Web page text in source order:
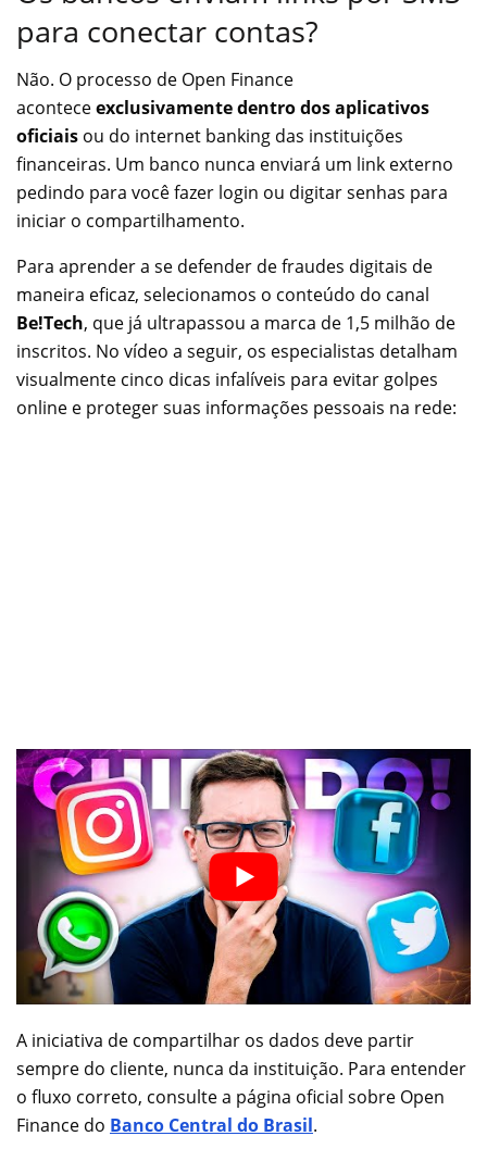
para conectar contas?
Não. O processo de Open Finance
aconteceexclusivamente dentro dos aplicativos
oficiais ou do internet banking das instituições
financeiras. Um banco nunca enviará um link externo
pedindo para você fazer login ou digitar senhas para
iniciar o compartilhamento.
Para aprender a se defender de fraudes digitais de
maneira eficaz, selecionamos o conteúdo do canal
Be!Tech, que já ultrapassou a marca de 1,5 milhão de
inscritos. No vídeo a seguir, os especialistas detalham
visualmente cinco dicas infalíveis para evitar golpes
online e proteger suas informações pessoais na rede:
A iniciativa de compartilhar os dados deve partir
sempre do cliente, nunca da instituição. Para entender
o fluxo correto, consulte a página oficial sobre Open
Finance do Banco Central do Brasil.